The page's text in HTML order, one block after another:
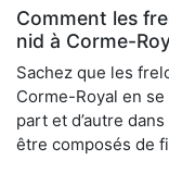
Comment les
nid à Corme-
Sachez que les
Corme-Royal en
part et d’autre
être composés de